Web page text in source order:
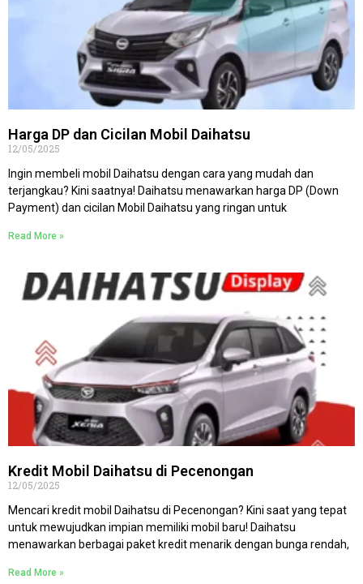
Harga DP dan Cicilan Mobil Daihatsu
12/05/2025
Ingin membeli mobil Daihatsu dengan cara yang mudah dan
terjangkau? Kini saatnya! Daihatsu menawarkan harga DP (Down
Payment) dan cicilan Mobil Daihatsu yang ringan untuk
Read More »
Kredit Mobil Daihatsu di Pecenongan
12/05/2025
Mencari kredit mobil Daihatsu di Pecenongan? Kini saat yang tepat
untuk mewujudkan impian memiliki mobil baru! Daihatsu
menawarkan berbagai paket kredit menarik dengan bunga rendah,
Read More »